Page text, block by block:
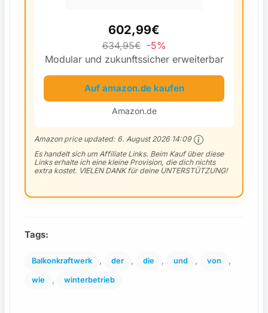
602,99€
634,95€ -5%
Modular und zukunftssicher erweiterbar
Auf amazon.de kaufen
Amazon.de
Amazon price updated: 6. August 2026 14:09
Es handelt sich um Affiliate Links. Beim Kauf über diese
Links erhalte ich eine kleine Provision, die dich nichts
extra kostet. VIELEN DANK für deine UNTERSTÜTZUNG!
Tags:
Balkonkraftwerk der die und von
wie winterbetrieb